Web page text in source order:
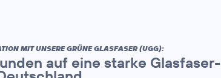
MIT UNSERE GRÜNE GLASFASER (UGG):
auf eine starke Glasfaser-